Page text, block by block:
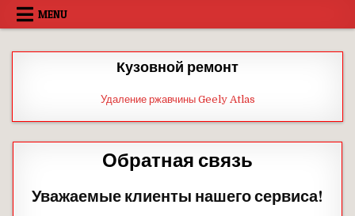
Skip
MENU
Кузовной ремонт
Удаление ржавчины Geely Atlas
Обратная связь
Уважаемые клиенты нашего сервиса!